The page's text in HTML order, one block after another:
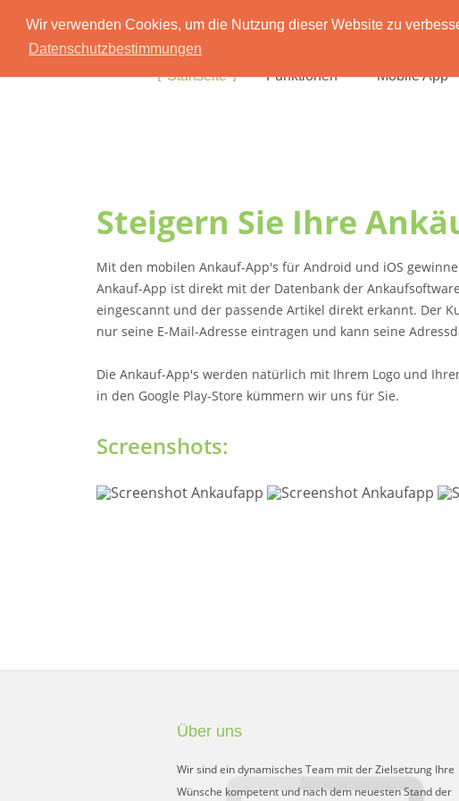
Wir verwenden Cookies, um die Nutzung dieser Website zu
Datenschutzbestimmungen
Startseite Funktionen Mobile App
Steigern Sie Ihre
Mit den mobilen Ankauf-App's für Android und iOS
Ankauf-App ist direkt mit der Datenbank der
eingescannt und der passende Artikel direkt erkannt. Der
nur seine E-Mail-Adresse eintragen und kann seine
Die Ankauf-App's werden natürlich mit Ihrem Logo und
in den Google Play-Store kümmern wir uns für Sie.
Screenshots:
Über uns
Wir sind ein dynamisches Team mit der Zielsetzung Ihre
Wünsche kompetent und nach dem neuesten Stand der